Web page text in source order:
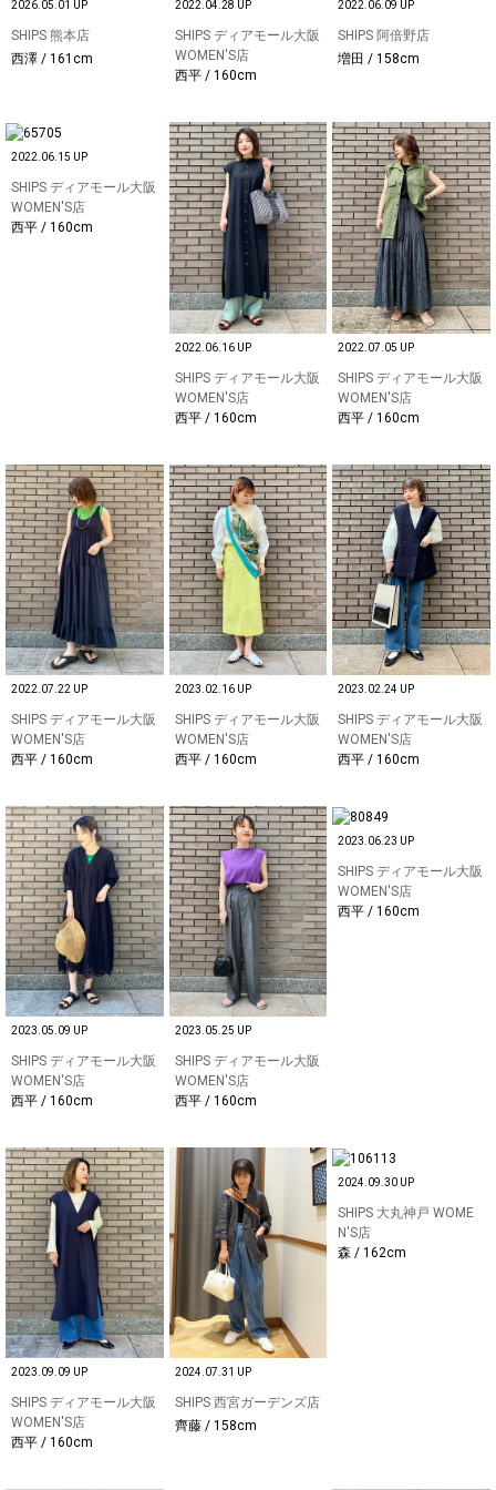
2026.05.01 UP
SHIPS 熊本店
西澤 / 161cm
2022.04.28 UP
SHIPS ディアモール大阪
WOMEN'S店
西平 / 160cm
2022.06.09 UP
SHIPS 阿倍野店
増田 / 158cm
2022.06.15 UP
SHIPS ディアモール大阪
WOMEN'S店
西平 / 160cm
2022.06.16 UP
SHIPS ディアモール大阪
WOMEN'S店
西平 / 160cm
2022.07.05 UP
SHIPS ディアモール大阪
WOMEN'S店
西平 / 160cm
2022.07.22 UP
SHIPS ディアモール大阪
WOMEN'S店
西平 / 160cm
2023.02.16 UP
SHIPS ディアモール大阪
WOMEN'S店
西平 / 160cm
2023.02.24 UP
SHIPS ディアモール大阪
WOMEN'S店
西平 / 160cm
2023.05.09 UP
SHIPS ディアモール大阪
WOMEN'S店
西平 / 160cm
2023.05.25 UP
SHIPS ディアモール大阪
WOMEN'S店
西平 / 160cm
2023.06.23 UP
SHIPS ディアモール大阪
WOMEN'S店
西平 / 160cm
2023.09.09 UP
SHIPS ディアモール大阪
WOMEN'S店
西平 / 160cm
2024.07.31 UP
SHIPS 西宮ガーデンズ店
齊藤 / 158cm
2024.09.30 UP
SHIPS 大丸神戸 WOME
N'S店
森 / 162cm